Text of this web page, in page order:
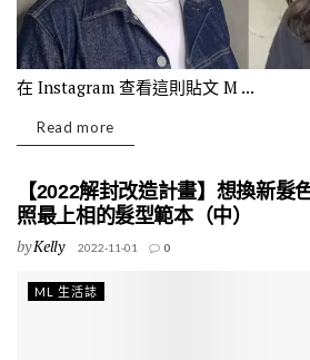
在 Instagram 查看這則貼文 M ...
Read more
【2022解封改造計畫】想換新髮
照最上相的髮型範本（中）
byKelly 2022-11-01 0
ML 生活誌